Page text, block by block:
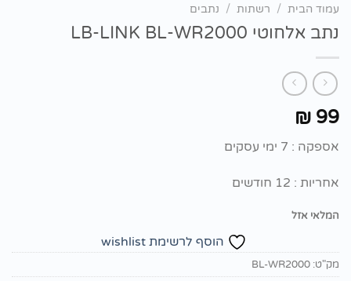
עמוד הבית / רשתות / נתבים
נתב אלחוטי LB-LINK BL-WR2000
₪ 99
אספקה : 7 ימי עסקים
אחריות : 12 חודשים
המלאי אזל
הוסף לרשימת wishlist
מק"ט: BL-WR2000